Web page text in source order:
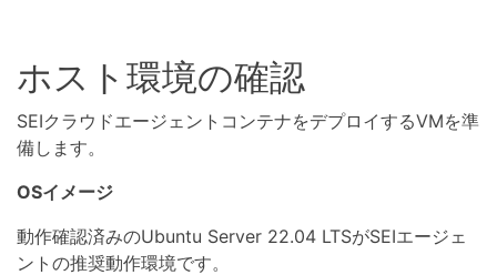
ホスト環境の確認
SEIクラウドエージェントコンテナをデプロイするVMを準
備します。
OSイメージ
動作確認済みのUbuntu Server 22.04 LTSがSEIエージェ
ントの推奨動作環境です。